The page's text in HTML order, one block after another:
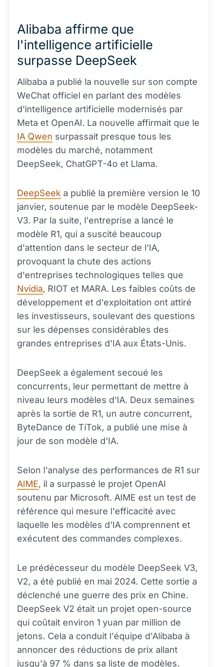
Alibaba affirme que
l'intelligence artificielle
surpasse DeepSeek
Alibaba a publié la nouvelle sur son compte
WeChat officiel en parlant des modèles
d'intelligence artificielle modernisés par
Meta et OpenAI. La nouvelle affirmait que le
IA Qwen surpassait presque tous les
modèles du marché, notamment
DeepSeek, ChatGPT-4o et Llama.
DeepSeek a publié la première version le 10
janvier, soutenue par le modèle DeepSeek-
V3. Par la suite, l'entreprise a lancé le
modèle R1, qui a suscité beaucoup
d'attention dans le secteur de l'IA,
provoquant la chute des actions
d'entreprises technologiques telles que
Nvidia, RIOT et MARA. Les faibles coûts de
développement et d'exploitation ont attiré
les investisseurs, soulevant des questions
sur les dépenses considérables des
grandes entreprises d'IA aux États-Unis.
DeepSeek a également secoué les
concurrents, leur permettant de mettre à
niveau leurs modèles d'IA. Deux semaines
après la sortie de R1, un autre concurrent,
ByteDance de TiTok, a publié une mise à
jour de son modèle d'IA.
Selon l'analyse des performances de R1 sur
AIME, il a surpassé le projet OpenAI
soutenu par Microsoft. AIME est un test de
référence qui mesure l'efficacité avec
laquelle les modèles d'IA comprennent et
exécutent des commandes complexes.
Le prédécesseur du modèle DeepSeek V3,
V2, a été publié en mai 2024. Cette sortie a
déclenché une guerre des prix en Chine.
DeepSeek V2 était un projet open-source
qui coûtait environ 1 yuan par million de
jetons. Cela a conduit l'équipe d'Alibaba à
annoncer des réductions de prix allant
jusqu'à 97 % dans sa liste de modèles.